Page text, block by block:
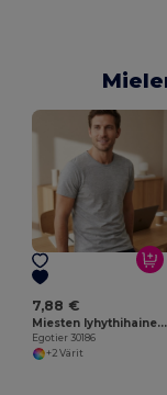
7,88 €
Miesten lyhythihainen T-paita kammattua puuvillaa
Egotier 30186
+2 Värit